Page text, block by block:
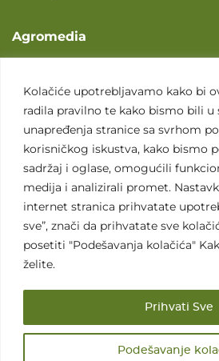
Kolačiće upotrebljavamo kako bi
radila pravilno te kako bismo bili u
unapređenja stranice sa svrhom
korisničkog iskustva, kako bismo
sadržaj i oglase, omogućili
medija i analizirali promet.
internet stranica prihvatate
sve”, znači da prihvatate sve
posetiti "Podešavanja kolačića"
želite.
Podešavanje
Prihvati Sve
Agromedia
Svet poljoprivrede
Marketing usluge
Tražimo saradnike
Kontakt
Kontakt
Sva prava zadržana. 2007 - 2026.
Uslovi korišćenja